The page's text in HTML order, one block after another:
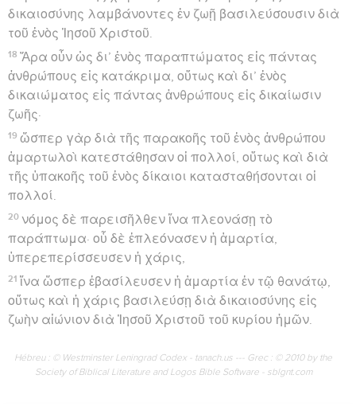
δικαιοσύνης λαμβάνοντες ἐν ζωῇ βασιλεύσουσιν διὰ
τοῦ ἑνὸς Ἰησοῦ Χριστοῦ.
18 Ἄρα οὖν ὡς δι’ ἑνὸς παραπτώματος εἰς πάντας
ἀνθρώπους εἰς κατάκριμα, οὕτως καὶ δι’ ἑνὸς
δικαιώματος εἰς πάντας ἀνθρώπους εἰς δικαίωσιν
ζωῆς·
19 ὥσπερ γὰρ διὰ τῆς παρακοῆς τοῦ ἑνὸς ἀνθρώπου
ἁμαρτωλοὶ κατεστάθησαν οἱ πολλοί, οὕτως καὶ διὰ
τῆς ὑπακοῆς τοῦ ἑνὸς δίκαιοι κατασταθήσονται οἱ
πολλοί.
20 νόμος δὲ παρεισῆλθεν ἵνα πλεονάσῃ τὸ
παράπτωμα· οὗ δὲ ἐπλεόνασεν ἡ ἁμαρτία,
ὑπερεπερίσσευσεν ἡ χάρις,
21 ἵνα ὥσπερ ἐβασίλευσεν ἡ ἁμαρτία ἐν τῷ θανάτῳ,
οὕτως καὶ ἡ χάρις βασιλεύσῃ διὰ δικαιοσύνης εἰς
ζωὴν αἰώνιον διὰ Ἰησοῦ Χριστοῦ τοῦ κυρίου ἡμῶν.
Hébreu : © Westminster Leningrad Codex - tanach.us --- Grec : © 2010 by the
Society of Biblical Literature and Logos Bible Software - sblgnt.com